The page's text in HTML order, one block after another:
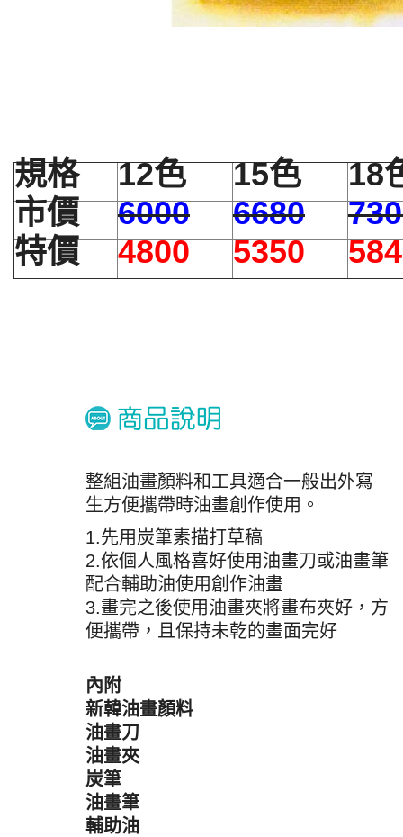
規格 12色 15色
18
市價
6000 6680
特價
4800 5350
整組油畫顏料和工具適合一般出外寫
生方便攜帶時油畫創作使用。
1.先用炭筆素描打草稿
2.依個人風格喜好使用油畫刀或油畫筆
配合輔助油使用創作油畫
3.畫完之後使用油畫夾將畫布夾好，方
便攜帶，且保持未乾的畫面完好
內附
新韓油畫顏料
油畫刀
油畫夾
炭筆
油畫筆
輔助油